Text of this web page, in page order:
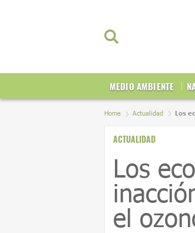
MEDIO AMBIENTE
Home Actualidad Los
ACTUALIDAD
Los
el